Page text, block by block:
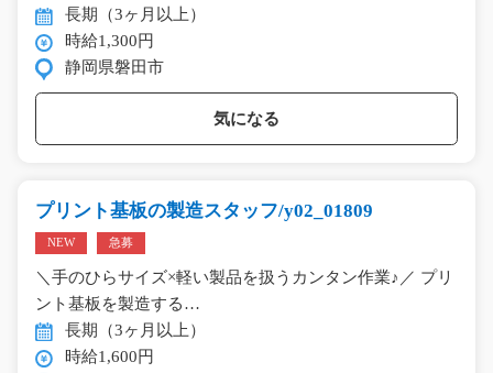
長期（3ヶ月以上）
時給1,300円
静岡県磐田市
気になる
プリント基板の製造スタッフ/y02_01809
NEW 急募
＼手のひらサイズ×軽い製品を扱うカンタン作業♪／ プリ
ント基板を製造する…
長期（3ヶ月以上）
時給1,600円